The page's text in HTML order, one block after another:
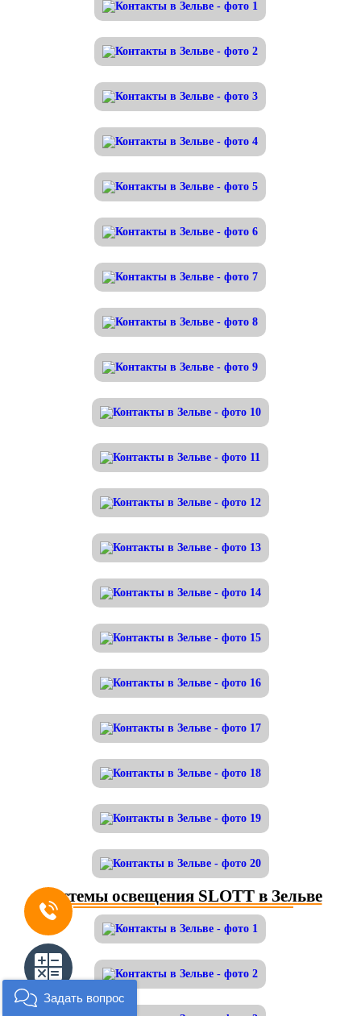
Системы освещения SLOTT в Зельве
Задать вопрос